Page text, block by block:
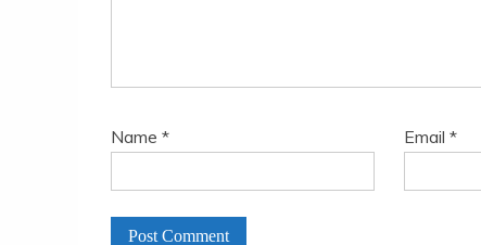
Name * Email*